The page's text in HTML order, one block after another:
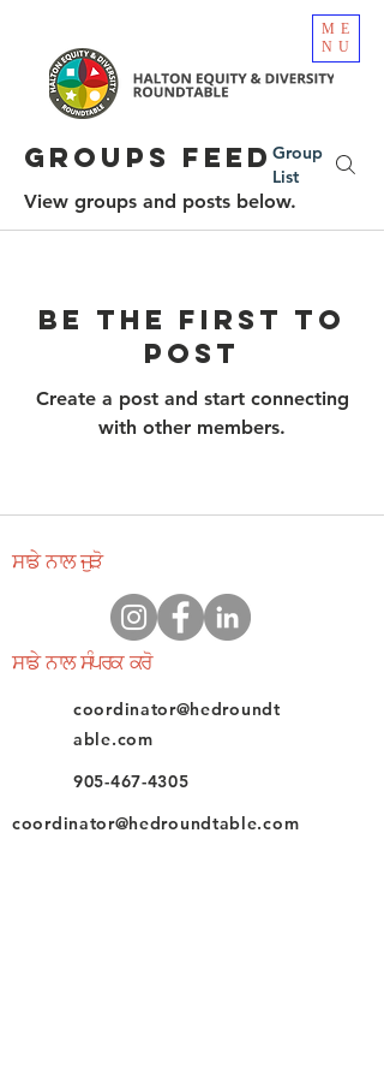
ME
NU
Groups Feed Group
List
View groups and posts below.
Be the first to
post
Create a post and start connecting
with other members.
ਸਾਡੇ ਨਾਲ ਜੁੜੋ
ਸਾਡੇ ਨਾਲ ਸੰਪਰਕ ਕਰੋ
coordinator@hedroundt
able.com
905-467-4305
coordinator@hedroundtable.com